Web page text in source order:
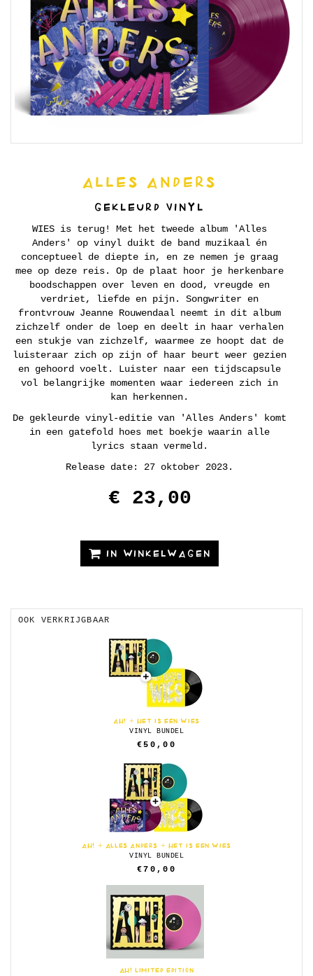
ALLES ANDERS
GEKLEURD VINYL
WIES is terug! Met het tweede album 'Alles
Anders' op vinyl duikt de band muzikaal én
conceptueel de diepte in, en ze nemen je graag
mee op deze reis. Op de plaat hoor je herkenbare
boodschappen over leven en dood, vreugde en
verdriet, liefde en pijn. Songwriter en
frontvrouw Jeanne Rouwendaal neemt in dit album
zichzelf onder de loep en deelt in haar verhalen
een stukje van zichzelf, waarmee ze hoopt dat de
luisteraar zich op zijn of haar beurt weer gezien
en gehoord voelt. Luister naar een tijdscapsule
vol belangrijke momenten waar iedereen zich in
kan herkennen.
De gekleurde vinyl-editie van 'Alles Anders' komt
in een gatefold hoes met boekje waarin alle
lyrics staan vermeld.
Release date: 27 oktober 2023.
€ 23,00
IN WINKELWAGEN
OOK VERKRIJGBAAR
AH! + HET IS EEN WIES
VINYL BUNDEL
€50,00
AH! + ALLES ANDERS + HET IS EEN WIES
VINYL BUNDEL
€70,00
AH! LIMITED EDITION